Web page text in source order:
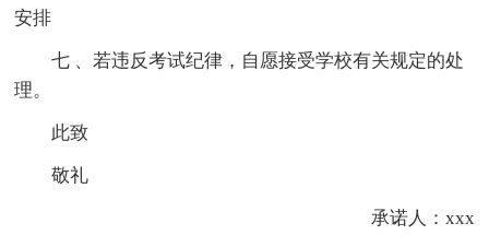
安排
七 、若违反考试纪律，自愿接受学校有关规定的处
理。
此致
敬礼
承诺人：xxx